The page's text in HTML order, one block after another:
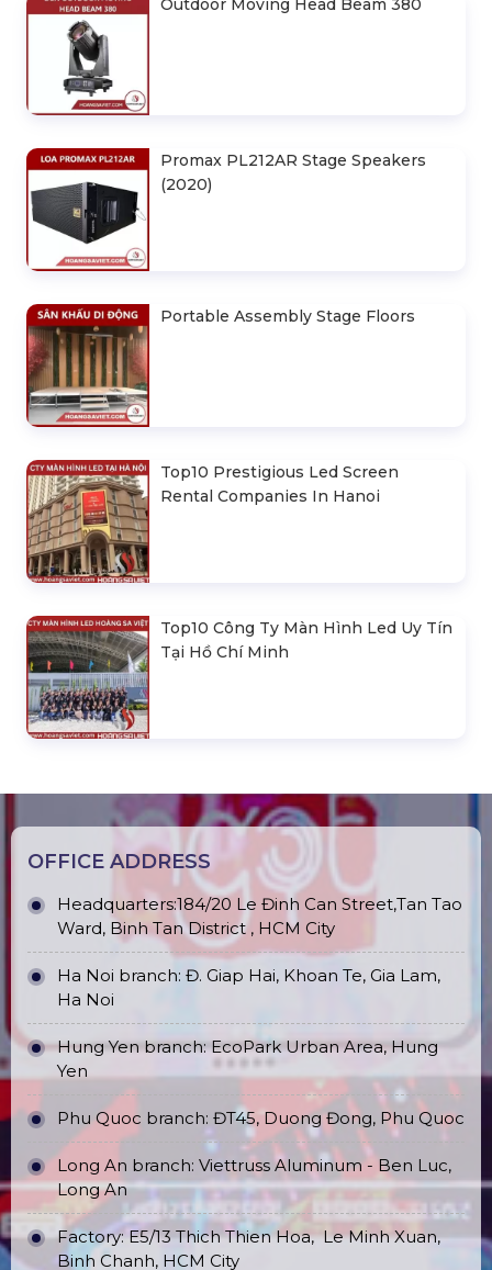
Outdoor Moving Head Beam 380
Promax PL212AR Stage Speakers
(2020)
Portable Assembly Stage Floors
Top10 Prestigious Led Screen
Rental Companies In Hanoi
Top10 Công Ty Màn Hình Led Uy Tín
Tại Hồ Chí Minh
OFFICE ADDRESS
Headquarters:184/20 Le Đinh Can Street,Tan Tao
Ward, Binh Tan District , HCM City
Ha Noi branch: Đ. Giap Hai, Khoan Te, Gia Lam,
Ha Noi
Hung Yen branch: EcoPark Urban Area, Hung
Yen
Phu Quoc branch: ĐT45, Duong Đong, Phu Quoc
Long An branch: Viettruss Aluminum - Ben Luc,
Long An
Factory: E5/13 Thich Thien Hoa, Le Minh Xuan,
Binh Chanh, HCM City